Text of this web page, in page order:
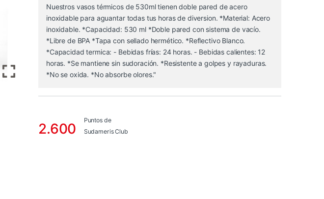
Nuestros vasos térmicos de 530ml tienen doble pared de acero
inoxidable para aguantar todas tus horas de diversion. *Material: Acero
inoxidable. *Capacidad: 530 ml *Doble pared con sistema de vacío.
*Libre de BPA *Tapa con sellado hermético. *Reflectivo Blanco.
*Capacidad termica: - Bebidas frías: 24 horas. - Bebidas calientes: 12
horas. *Se mantiene sin sudoración. *Resistente a golpes y rayaduras.
*No se oxida. *No absorbe olores."
2.600
Puntos de
Sudameris Club